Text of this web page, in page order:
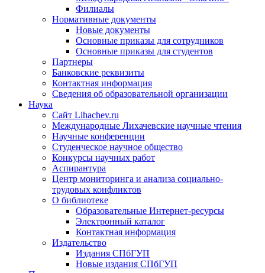
Филиалы
Нормативные документы
Новые документы
Основные приказы для сотрудников
Основные приказы для студентов
Партнеры
Банковские реквизиты
Контактная информация
Сведения об образовательной организации
Наука
Сайт Lihachev.ru
Международные Лихачевские научные чтения
Научные конференции
Студенческое научное общество
Конкурсы научных работ
Аспирантура
Центр мониторинга и анализа социально-
трудовых конфликтов
О библиотеке
Образовательные Интернет-ресурсы
Электронный каталог
Контактная информация
Издательство
Издания СПбГУП
Новые издания СПбГУП